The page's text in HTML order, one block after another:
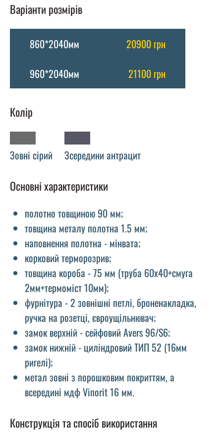
Варіанти розмірів
860*2040мм
20900 грн
960*2040мм
21100 грн
Колір
Зовні сірий Зсередини антрацит
Основні характеристики
полотно товщиною 90 мм;
товщина металу полотна 1.5 мм;
наповнення полотна - мінвата;
корковий терморозрив;
товщина короба - 75 мм (труба 60х40+смуга
2мм+термоміст 10мм);
фурнітура - 2 зовнішні петлі, броненакладка,
ручка на розетці, євроущільнювач;
замок верхній - сейфовий Avers 96/S6;
замок нижній - циліндровий ТИП 52 (16мм
ригелі);
метал зовні з порошковим покриттям, а
всередині мдф Vinorit 16 мм.
Конструкція та спосіб використання